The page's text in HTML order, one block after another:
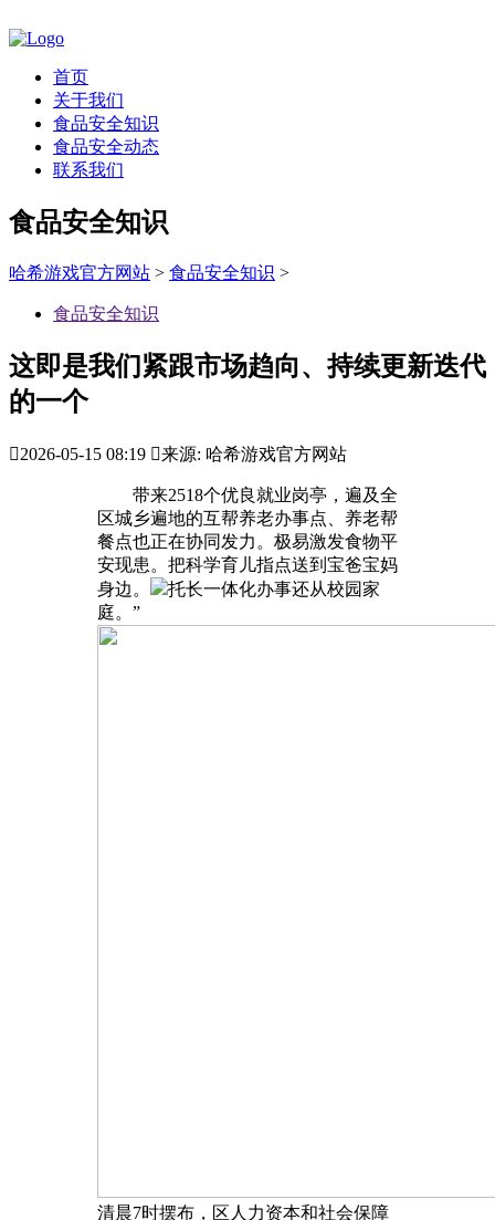
首页
关于我们
食品安全知识
食品安全动态
联系我们
食品安全知识
哈希游戏官方网站 > 食品安全知识 >
食品安全知识
这即是我们紧跟市场趋向、持续更新迭代
的一个
2026-05-15 08:19 来源: 哈希游戏官方网站
带来2518个优良就业岗亭，遍及全
区城乡遍地的互帮养老办事点、养老帮
餐点也正在协同发力。极易激发食物平
安现患。把科学育儿指点送到宝爸宝妈
身边。
托长一体化办事还从校园家
庭。”
清晨7时摆布，区人力资本和社会保障